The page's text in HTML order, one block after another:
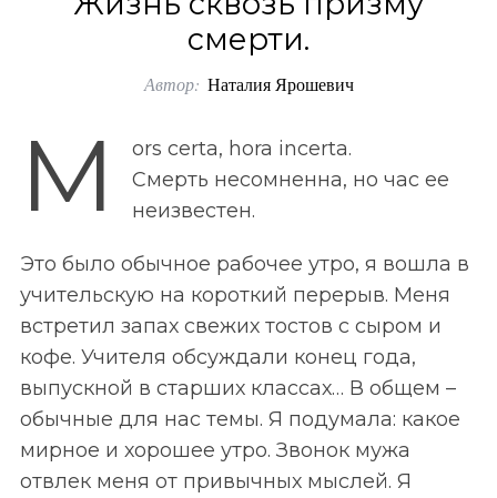
смерти.
Автор: Наталия Ярошевич
M
ors certa, hora incerta.
Смерть несомненна, но час ее
неизвестен.
Это было обычное рабочее утро, я вошла в
учительскую на короткий перерыв. Меня
встретил запах свежих тостов с сыром и
кофе. Учителя обсуждали конец года,
выпускной в старших классах… В общем –
обычные для нас темы. Я подумала: какое
мирное и хорошее утро. Звонок мужа
отвлек меня от привычных мыслей. Я